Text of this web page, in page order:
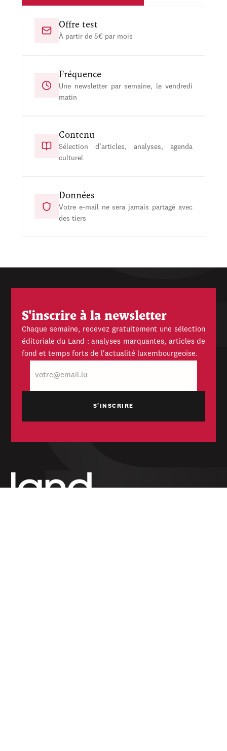
Offre test
À partir de 5€ par mois
Fréquence
Une newsletter par semaine, le vendredi
matin
Contenu
Sélection d’articles, analyses, agenda
culturel
Données
Votre e-mail ne sera jamais partagé avec
des tiers
S'inscrire à la newsletter
Chaque semaine, recevez gratuitement une sélection
éditoriale du Land : analyses marquantes, articles de
fond et temps forts de l'actualité luxembourgeoise.
mail